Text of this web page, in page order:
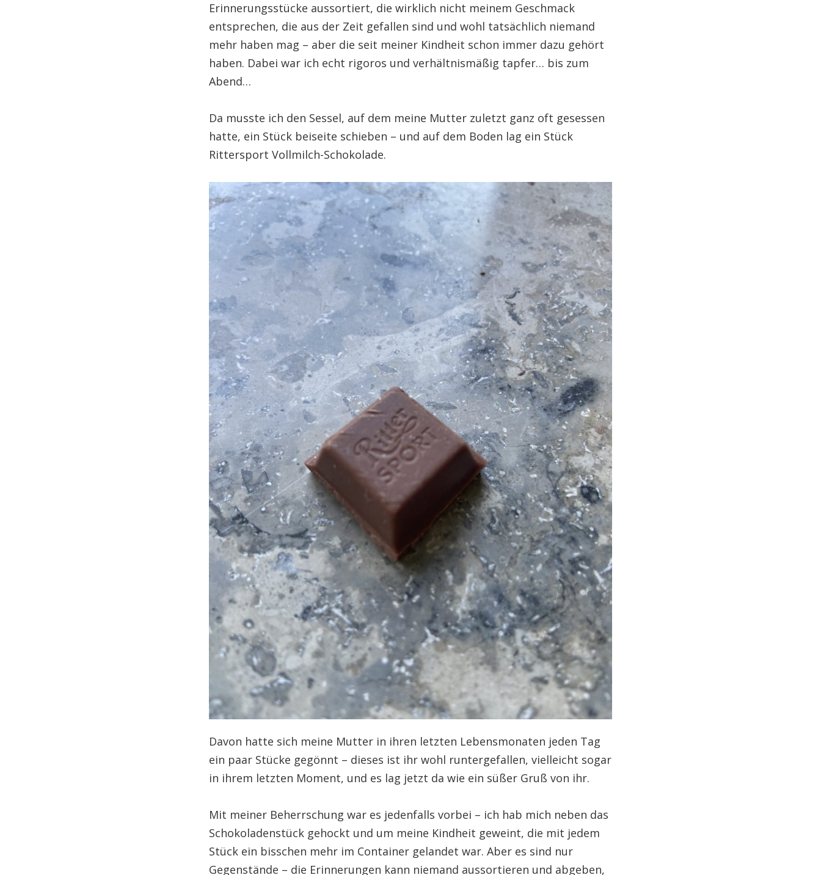
Erinnerungsstücke aussortiert, die wirklich nicht meinem Geschmack
entsprechen, die aus der Zeit gefallen sind und wohl tatsächlich niemand
mehr haben mag – aber die seit meiner Kindheit schon immer dazu gehört
haben. Dabei war ich echt rigoros und verhältnismäßig tapfer… bis zum
Abend…
Da musste ich den Sessel, auf dem meine Mutter zuletzt ganz oft gesessen
hatte, ein Stück beiseite schieben – und auf dem Boden lag ein Stück
Rittersport Vollmilch-Schokolade.
Davon hatte sich meine Mutter in ihren letzten Lebensmonaten jeden Tag
ein paar Stücke gegönnt – dieses ist ihr wohl runtergefallen, vielleicht sogar
in ihrem letzten Moment, und es lag jetzt da wie ein süßer Gruß von ihr.
Mit meiner Beherrschung war es jedenfalls vorbei – ich hab mich neben das
Schokoladenstück gehockt und um meine Kindheit geweint, die mit jedem
Stück ein bisschen mehr im Container gelandet war. Aber es sind nur
Gegenstände – die Erinnerungen kann niemand aussortieren und abgeben,